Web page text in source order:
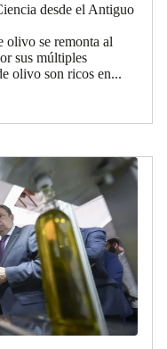
desde el Antiguo
olivo se remonta al
sus múltiples
olivo son ricos en...